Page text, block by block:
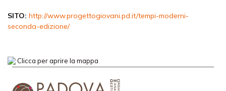
SITO: http://www.progettogiovani.pd.it/tempi-moderni-
seconda-edizione/
Clicca per aprire la mappa